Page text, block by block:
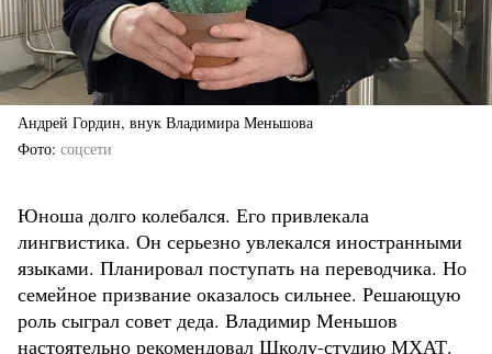
Андрей Гордин, внук Владимира Меньшова
Фото соцсети
Юноша долго колебался. Его привлекала
лингвистика. Он серьезно увлекался иностранными
языками. Планировал поступать на переводчика. Но
семейное призвание оказалось сильнее. Решающую
роль сыграл совет деда. Владимир Меньшов
настоятельно рекомендовал Школу-студию МХАТ.